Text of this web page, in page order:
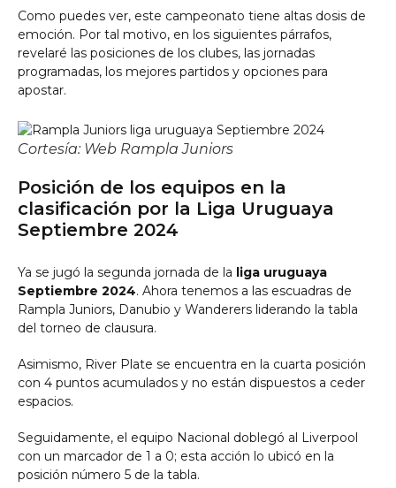
Como puedes ver, este campeonato tiene altas dosis de
emoción. Por tal motivo, en los siguientes párrafos,
revelaré las posiciones de los clubes, las jornadas
programadas, los mejores partidos y opciones para
apostar.
Cortesía: Web Rampla Juniors
Posición de los equipos en la
clasificación por la Liga Uruguaya
Septiembre 2024
Ya se jugó la segunda jornada de la liga uruguaya
Septiembre 2024. Ahora tenemos a las escuadras de
Rampla Juniors, Danubio y Wanderers liderando la tabla
del torneo de clausura.
Asimismo, River Plate se encuentra en la cuarta posición
con 4 puntos acumulados y no están dispuestos a ceder
espacios.
Seguidamente, el equipo Nacional doblegó al Liverpool
con un marcador de 1 a 0; esta acción lo ubicó en la
posición número 5 de la tabla.